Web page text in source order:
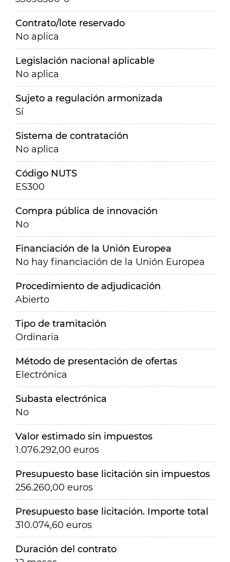
Contrato/lote reservado
No aplica
Legislación nacional aplicable
No aplica
Sujeto a regulación armonizada
Sí
Sistema de contratación
No aplica
Código NUTS
ES300
Compra pública de innovación
No
Financiación de la Unión Europea
No hay financiación de la Unión Europea
Procedimiento de adjudicación
Abierto
Tipo de tramitación
Ordinaria
Método de presentación de ofertas
Electrónica
Subasta electrónica
No
Valor estimado sin impuestos
1.076.292,00 euros
Presupuesto base licitación sin impuestos
256.260,00 euros
Presupuesto base licitación. Importe total
310.074,60 euros
Duración del contrato